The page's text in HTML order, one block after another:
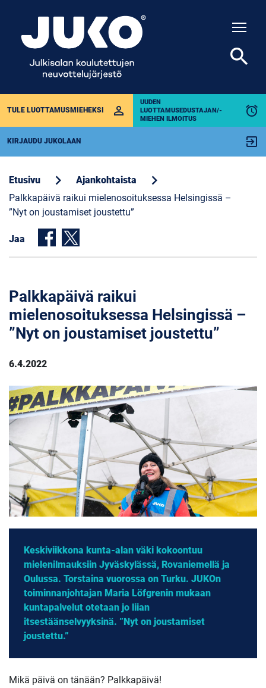
TULE LUOTTAMUSMIEHEKSI perm_identity
UUDEN
LUOTTAMUSEDUSTAJAN/-
MIEHEN ILMOITUS
alarm
KIRJAUDU JUKOLAAN exit_to_app
search
Etusivu chevron_right Ajankohtaista chevron_right
Palkkapäivä raikui mielenosoituksessa Helsingissä –
”Nyt on joustamiset joustettu”
Jaa
Palkkapäivä raikui
mielenosoituksessa Helsingissä –
”Nyt on joustamiset joustettu”
6.4.2022
Keskiviikkona kunta-alan väki kokoontuu
mielenilmauksiin Jyväskylässä, Rovaniemellä ja
Oulussa. Torstaina vuorossa on Turku. JUKOn
toiminnanjohtajan Maria Löfgrenin mukaan
kuntapalvelut otetaan jo liian
itsestäänselvyyksinä. ”Nyt on joustamiset
joustettu.”
Mikä päivä on tänään? Palkkapäivä!